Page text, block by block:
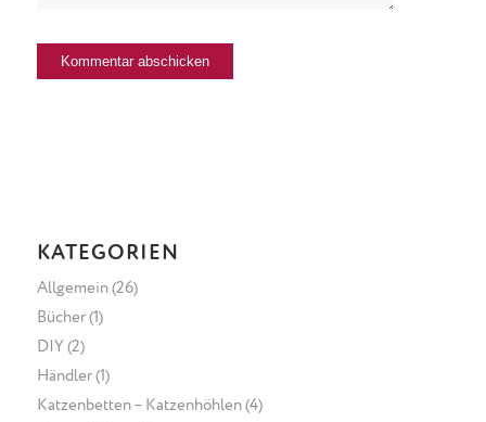
KATEGORIEN
Allgemein(26)
Bücher(1)
DIY (2)
Händler(1)
Katzenbetten – Katzenhöhlen(4)